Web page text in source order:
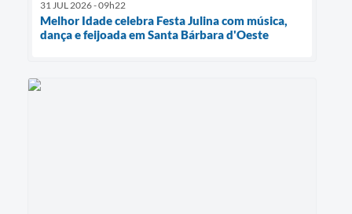
31 JUL 2026 - 09h22
Melhor Idade celebra Festa Julina com música,
dança e feijoada em Santa Bárbara d'Oeste